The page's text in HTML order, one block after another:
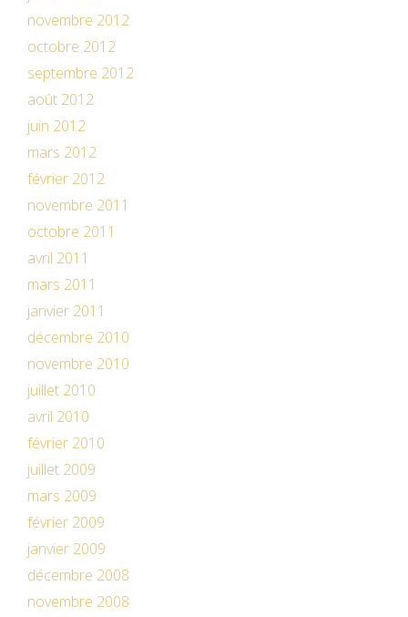
novembre 2012
octobre 2012
septembre 2012
août 2012
juin 2012
mars 2012
février 2012
novembre 2011
octobre 2011
avril 2011
mars 2011
janvier 2011
décembre 2010
novembre 2010
juillet 2010
avril 2010
février 2010
juillet 2009
mars 2009
février 2009
janvier 2009
décembre 2008
novembre 2008